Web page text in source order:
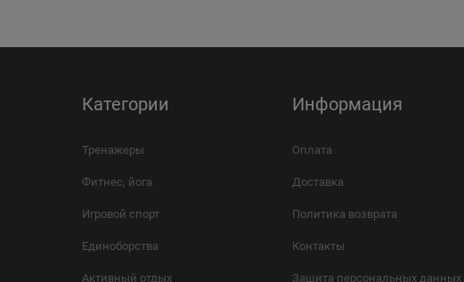
Категории
Тренажеры
Фитнес, йога
Игровой спорт
Единоборства
Активный отдых
Информация
Оплата
Доставка
Политика возврата
Контакты
Защита персональных данных